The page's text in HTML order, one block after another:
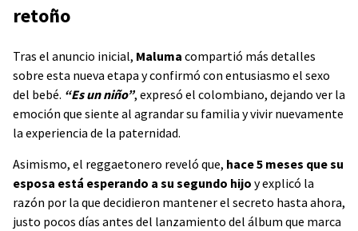
retoño
Tras el anuncio inicial, Maluma compartió más detalles
sobre esta nueva etapa y confirmó con entusiasmo el sexo
del bebé. “Es un niño”, expresó el colombiano, dejando ver la
emoción que siente al agrandar su familia y vivir nuevamente
la experiencia de la paternidad.
Asimismo, el reggaetonero reveló que, hace 5 meses que su
esposa está esperando a su segundo hijo y explicó la
razón por la que decidieron mantener el secreto hasta ahora,
justo pocos días antes del lanzamiento del álbum que marca